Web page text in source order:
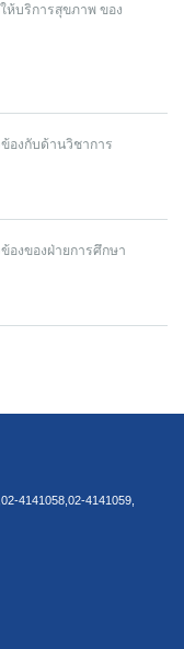
ห้บริการสุขภาพ ของ
ข้องกับด้านวิชาการ
องของฝ่ายการศึกษา
4141058,02-4141059,